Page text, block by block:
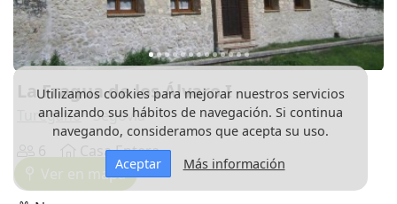
La Fragua de los Álvaro I
Turegano- Segovia
Casa Entera
En población
Ver en mapa
Utilizamos cookies para mejorar nuestros servicios
analizando sus hábitos de navegación. Si continua
navegando, consideramos que acepta su uso.
Aceptar
Más información